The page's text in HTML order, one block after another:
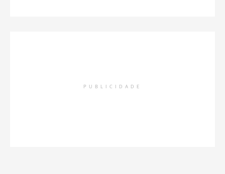
PUBLICIDADE